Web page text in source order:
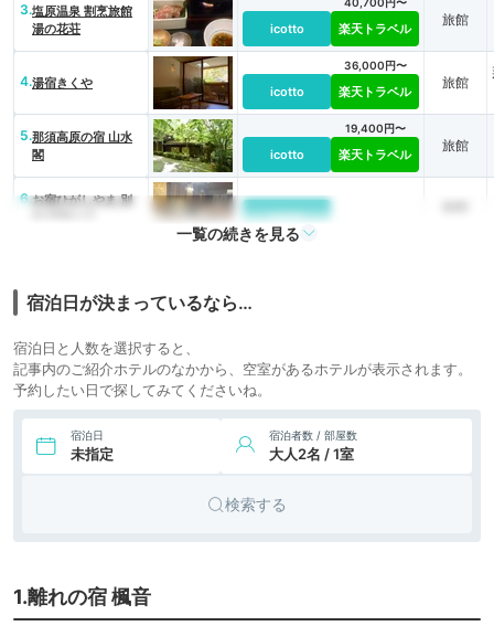
3.塩原温泉 割烹旅館
湯の花荘
icotto 楽天トラベル
旅館
4.湯宿きくや
icotto
36,000円〜
楽天トラベル
旅館
5.那須高原の宿 山水
閣
icotto
19,400円〜
楽天トラベル
旅館
6.お宿ひがしやま 別
icotto
一覧の続きを見る
宿泊日が決まっているなら…
宿泊日と人数を選択すると、
記事内のご紹介ホテルのなかから、空室があるホテルが表示されます。
予約したい日で探してみてくださいね。
宿泊日
未指定
宿泊者数 / 部屋数
大人2名 / 1室
検索する
1.離れの宿 楓音